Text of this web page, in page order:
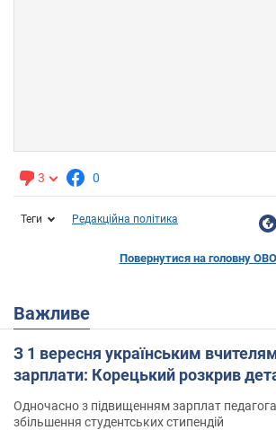
3 0
Теги Редакційна політика
Повернутися на головну
Важливе
З 1 вересня українським
зарплати: Корецький розкрив
Одночасно з підвищенням зарплат
збільшення студентських стипендій